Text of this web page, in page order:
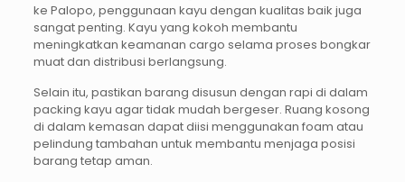
ke Palopo, penggunaan kayu dengan kualitas baik juga
sangat penting. Kayu yang kokoh membantu
meningkatkan keamanan cargo selama proses bongkar
muat dan distribusi berlangsung.
Selain itu, pastikan barang disusun dengan rapi di dalam
packing kayu agar tidak mudah bergeser. Ruang kosong
di dalam kemasan dapat diisi menggunakan foam atau
pelindung tambahan untuk membantu menjaga posisi
barang tetap aman.